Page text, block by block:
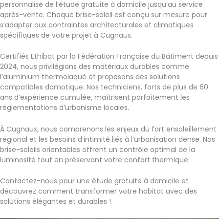
personnalisé de l’étude gratuite à domicile jusqu’au service
après-vente. Chaque brise-soleil est conçu sur mesure pour
s’adapter aux contraintes architecturales et climatiques
spécifiques de votre projet à Cugnaux.
Certifiés Ethibat par la Fédération Française du Bâtiment depuis
2024, nous privilégions des matériaux durables comme
l’aluminium thermolaqué et proposons des solutions
compatibles domotique. Nos techniciens, forts de plus de 60
ans d’expérience cumulée, maîtrisent parfaitement les
réglementations d’urbanisme locales.
À Cugnaux, nous comprenons les enjeux du fort ensoleillement
régional et les besoins d’intimité liés à l’urbanisation dense. Nos
brise-soleils orientables offrent un contrôle optimal de la
luminosité tout en préservant votre confort thermique.
Contactez-nous pour une étude gratuite à domicile et
découvrez comment transformer votre habitat avec des
solutions élégantes et durables !